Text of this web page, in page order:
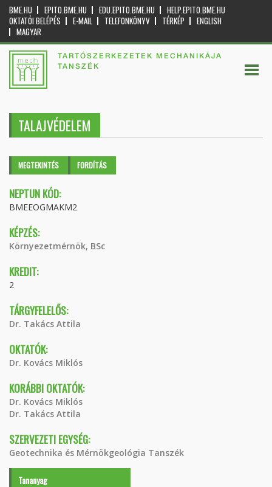
BME.HU EPITO.BME.HU EDU.EPITO.BME.HU
HELP.EPITO.BME.HU
OKTATÓI BELÉPÉS
E-MAIL TELEFONKÖNYV TÉRKÉP
ENGLISH
MAGYAR
TARTÓSZERKEZETEK MECHANIKÁJA
TANSZÉK
TALAJVÉDELEM
Elsődleges fülek
MEGTEKINTÉS (AKTÍVFORDÍTÁS
NEPTUN KÓD:
BMEEOGMAKM2
KÉPZÉS:
Környezetmérnök, BSc
KREDIT:
2
TÁRGYFELELŐS:
Dr. Takács Attila
OKTATÓK:
Dr. Kovács Miklós
KORÁBBI OKTATÓK:
Dr. Kovács Miklós
Dr. Takács Attila
SZERVEZETI EGYSÉG:
Geotechnika és Mérnökgeológia Tanszék
Tananyag